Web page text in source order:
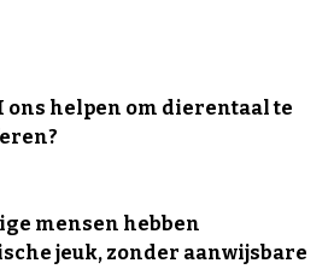
ons helpen om dierentaal te
mensen hebben
jeuk, zonder aanwijsbare